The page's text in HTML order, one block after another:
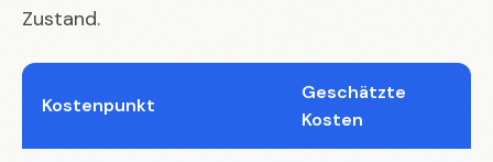
Zustand.
Kostenpunkt
Geschätzte
Kosten